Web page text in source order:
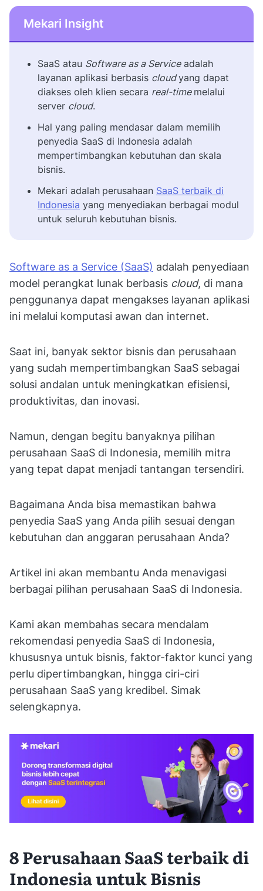
Mekari Insight
SaaS atau Software as a Serviceadalah
layanan aplikasi berbasis cloudyang dapat
diakses oleh klien secara real-time melalui
server cloud.
Hal yang paling mendasar dalam memilih
penyedia SaaS di Indonesia adalah
mempertimbangkan kebutuhan dan skala
bisnis.
Mekari adalah perusahaan SaaS terbaik di
Indonesia yang menyediakan berbagai modul
untuk seluruh kebutuhan bisnis.
Software as a Service (SaaS) adalah penyediaan
model perangkat lunak berbasis cloud, di mana
penggunanya dapat mengakses layanan aplikasi
ini melalui komputasi awan dan internet.
Saat ini, banyak sektor bisnis dan perusahaan
yang sudah mempertimbangkan SaaS sebagai
solusi andalan untuk meningkatkan efisiensi,
produktivitas, dan inovasi.
Namun, dengan begitu banyaknya pilihan
perusahaan SaaS di Indonesia, memilih mitra
yang tepat dapat menjadi tantangan tersendiri.
Bagaimana Anda bisa memastikan bahwa
penyedia SaaS yang Anda pilih sesuai dengan
kebutuhan dan anggaran perusahaan Anda?
Artikel ini akan membantu Anda menavigasi
berbagai pilihan perusahaan SaaS di Indonesia.
Kami akan membahas secara mendalam
rekomendasi penyedia SaaS di Indonesia,
khususnya untuk bisnis, faktor-faktor kunci yang
perlu dipertimbangkan, hingga ciri-ciri
perusahaan SaaS yang kredibel. Simak
selengkapnya.
8 Perusahaan SaaS terbaik di
Indonesia untuk Bisnis